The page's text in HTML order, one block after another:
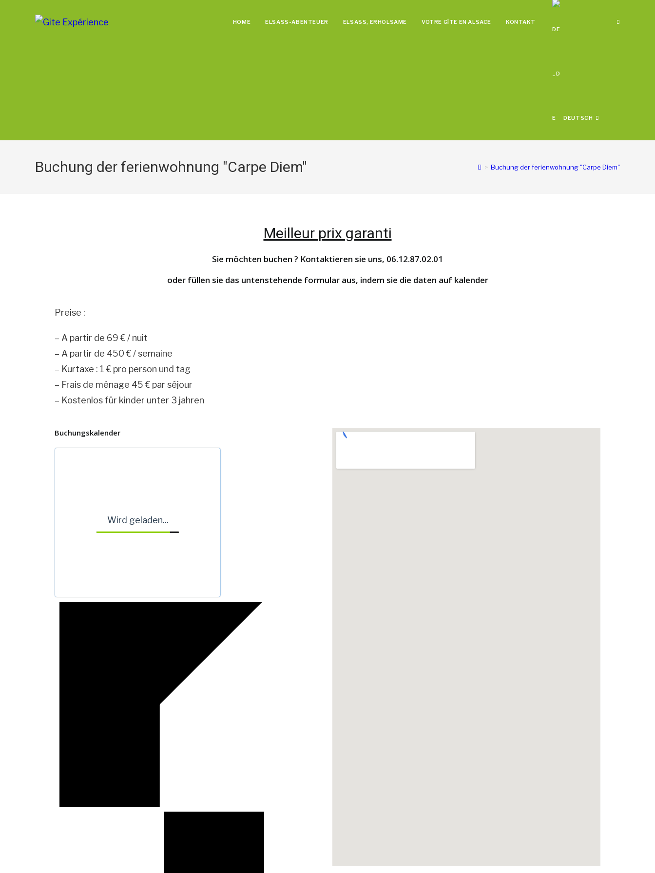
HOME ELSASS-ABENTEUER ELSASS, ERHOLSAME VOTRE GÎTE EN ALSACE KONTAKT
DEUTSCH
Buchung der ferienwohnung "Carpe Diem" > Buchung der ferienwohnung "Carpe Diem"
Meilleur prix garanti
Sie möchten buchen ? Kontaktieren sie uns, 06.12.87.02.01
oder füllen sie das untenstehende formular aus, indem sie die daten auf kalender
Preise :
– A partir de 69 € / nuit
– A partir de 450 € / semaine
– Kurtaxe : 1 € pro person und tag
– Frais de ménage 45 € par séjour
– Kostenlos für kinder unter 3 jahren
Buchungskalender
Wird geladen...